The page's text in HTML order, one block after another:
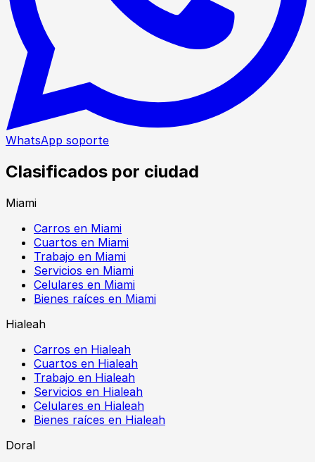
WhatsApp soporte
Clasificados por ciudad
Miami
Carros en Miami
Cuartos en Miami
Trabajo en Miami
Servicios en Miami
Celulares en Miami
Bienes raíces en Miami
Hialeah
Carros en Hialeah
Cuartos en Hialeah
Trabajo en Hialeah
Servicios en Hialeah
Celulares en Hialeah
Bienes raíces en Hialeah
Doral